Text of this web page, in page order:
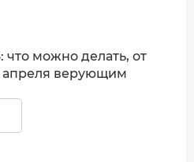
что можно делать, от
апреля верующим